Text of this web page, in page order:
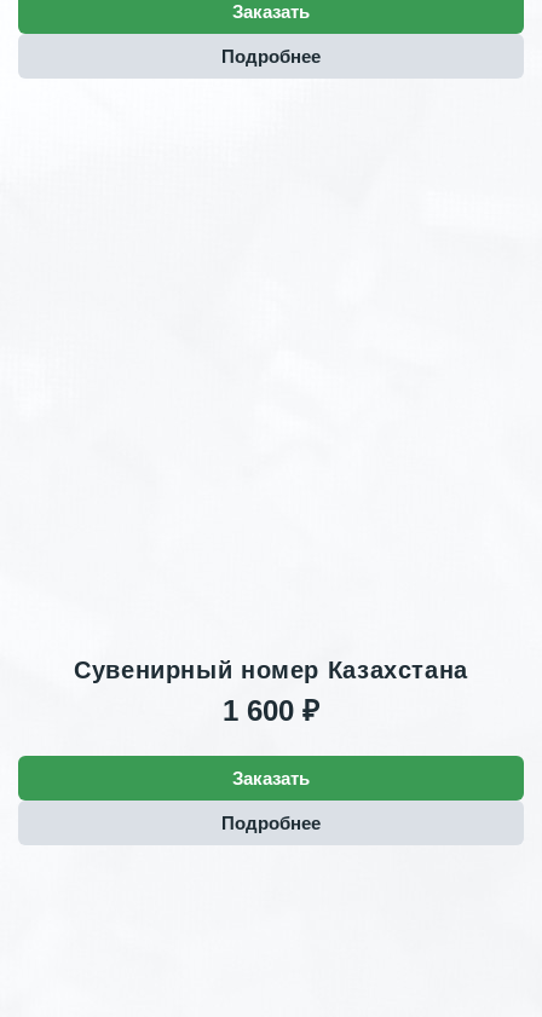
Заказать
Подробнее
Сувенирный номер Казахстана
1 600 ₽
Заказать
Подробнее